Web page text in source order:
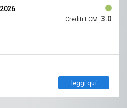
Crediti ECM: 3.0
leggi qui